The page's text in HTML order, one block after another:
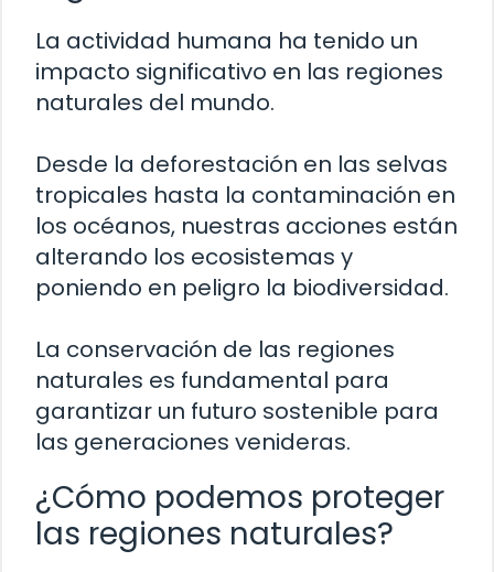
La actividad humana ha tenido un
impacto significativo en las regiones
naturales del mundo.
Desde la deforestación en las selvas
tropicales hasta la contaminación en
los océanos, nuestras acciones están
alterando los ecosistemas y
poniendo en peligro la biodiversidad.
La conservación de las regiones
naturales es fundamental para
garantizar un futuro sostenible para
las generaciones venideras.
¿Cómo podemos proteger
las regiones naturales?